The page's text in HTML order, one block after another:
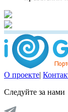
О проекте|
Следуйте за нами